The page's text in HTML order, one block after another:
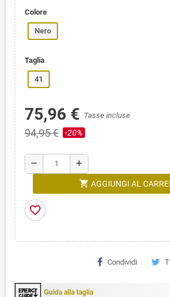
Colore
Nero
Taglia
41
75,96 € Tasse incluse
94,95 € -20%
remove add
shopping_cart AGGIUNGI AL
favorite_border
Condividi
Guida alla taglia